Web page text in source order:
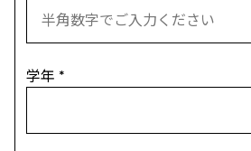
学年 *